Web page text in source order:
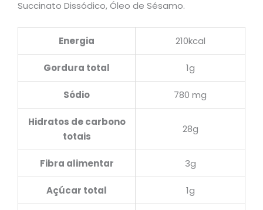
Succinato Dissódico, Óleo de Sésamo.
Energia 210kcal
Gordura total 1g
Sódio 780 mg
Hidratos de carbono
totais
28g
Fibra alimentar 3g
Açúcar total 1g